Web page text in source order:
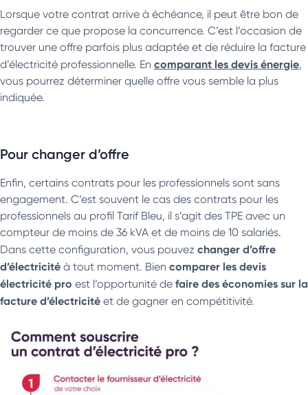
Lorsque votre contrat arrive à échéance, il peut être bon de
regarder ce que propose la concurrence. C’est l’occasion de
trouver une offre parfois plus adaptée et de réduire la facture
d’électricité professionnelle. En comparant les devis énergie,
vous pourrez déterminer quelle offre vous semble la plus
indiquée.
Pour changer d’offre
Enfin, certains contrats pour les professionnels sont sans
engagement. C’est souvent le cas des contrats pour les
professionnels au profil Tarif Bleu, il s’agit des TPE avec un
compteur de moins de 36 kVA et de moins de 10 salariés.
Dans cette configuration, vous pouvez changer d’offre
d’électricité à tout moment. Bien comparer les devis
électricité pro est l’opportunité de faire des économies sur la
facture d’électricité et de gagner en compétitivité.